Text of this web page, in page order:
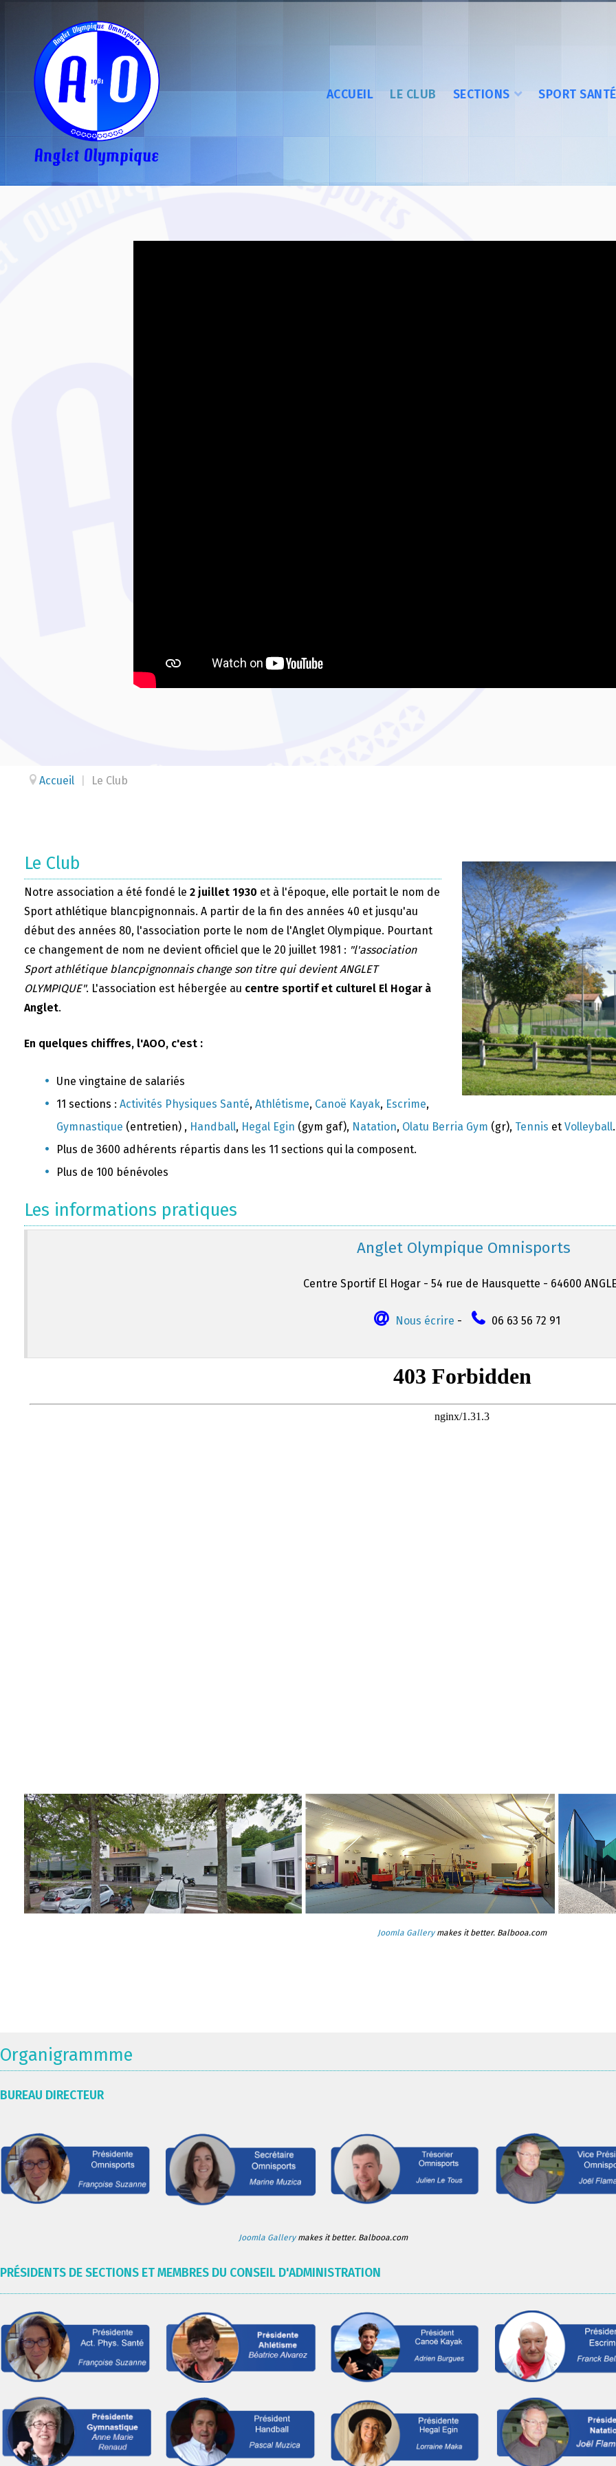
ACCUEIL LE CLUB SECTIONS SPORT SANTÉ
Accueil Le Club
Le Club
Notre association a été fondé le 2 juillet 1930 et à l'époque, elle portait le nom de
Sport athlétique blancpignonnais. A partir de la fin des années 40 et jusqu'au
début des années 80, l'association porte le nom de l'Anglet Olympique. Pourtant
ce changement de nom ne devient officiel que le 20 juillet 1981 : "l'association
Sport athlétique blancpignonnais change son titre qui devient ANGLET
OLYMPIQUE". L'association est hébergée au centre sportif et culturel El Hogar à
Anglet.
En quelques chiffres, l'AOO, c'est :
Une vingtaine de salariés
11 sections : Activités Physiques Santé, Athlétisme, Canoë Kayak, Escrime,
Gymnastique (entretien) , Handball, Hegal Egin (gym gaf), Natation, Olatu Berria Gym (gr), Tennis et Volleyball.
Plus de 3600 adhérents répartis dans les 11 sections qui la composent.
Plus de 100 bénévoles
Les informations pratiques
Anglet Olympique Omnisports
Centre Sportif El Hogar - 54 rue de Hausquette - 64600
Nous écrire - 06 63 56 72 91
Joomla Gallerymakes it better. Balbooa.com
Organigrammme
BUREAU DIRECTEUR
Joomla Gallerymakes it better. Balbooa.com
PRÉSIDENTS DE SECTIONS ET MEMBRES DU CONSEIL D'ADMINISTRATION